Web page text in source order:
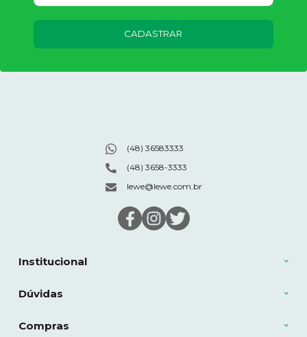
CADASTRAR
Institucional
Dúvidas
Compras
(48) 36583333
(48) 3658-3333
lewe@lewe.com.br